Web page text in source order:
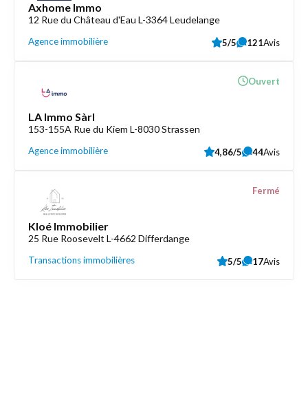
Axhome Immo
12 Rue du Château d'Eau L-3364 Leudelange
Agence immobilière 5/5 121Avis
LA Immo Sàrl
153-155A Rue du Kiem L-8030 Strassen
Agence immobilière
Ouvert
4,86/5 44Avis
Kloé Immobilier
25 Rue Roosevelt L-4662 Differdange
Transactions immobilières
Fermé
5/5 17Avis